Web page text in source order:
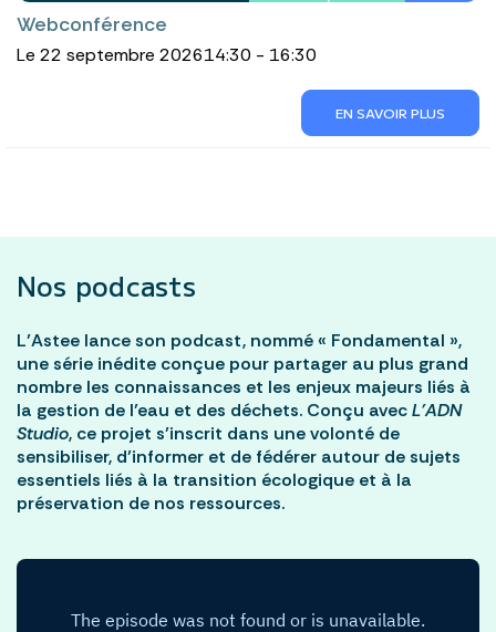
Webconférence
Le 22 septembre 202614:30 - 16:30
EN SAVOIR PLUS
Nos podcasts
L’Astee lance son podcast, nommé « Fondamental »,
une série inédite conçue pour partager au plus grand
nombre les connaissances et les enjeux majeurs liés à
la gestion de l’eau et des déchets. Conçu avecL’ADN
Studio, ce projet s’inscrit dans une volonté de
sensibiliser, d’informer et de fédérer autour de sujets
essentiels liés à la transition écologique et à la
préservation de nos ressources.